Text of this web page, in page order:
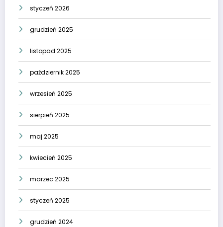
styczeń 2026
grudzień 2025
listopad 2025
październik 2025
wrzesień 2025
sierpień 2025
maj 2025
kwiecień 2025
marzec 2025
styczeń 2025
grudzień 2024